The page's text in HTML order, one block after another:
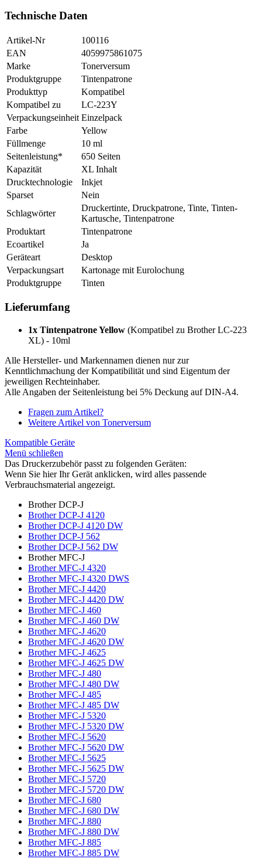
Technische Daten
Artikel-Nr
100116
EAN
4059975861075
Marke
Tonerversum
Produktgruppe
Tintenpatrone
Produkttyp
Kompatibel
Kompatibel zu
LC-223Y
Verpackungseinheit Einzelpack
Farbe
Yellow
Füllmenge
10 ml
Seitenleistung*
650 Seiten
Kapazität
XL Inhalt
Drucktechnologie
Inkjet
Sparset
Nein
Schlagwörter
Druckertinte, Druckpatrone, Tinte, Tinten-
Kartusche, Tintenpatrone
Produktart
Tintenpatrone
Ecoartikel
Ja
Geräteart
Desktop
Verpackungsart
Kartonage mit Eurolochung
Produktgruppe
Tinten
Lieferumfang
1x Tintenpatrone Yellow (Kompatibel zu Brother LC-223
XL) - 10ml
Alle Hersteller- und Markennamen dienen nur zur
Kenntlichmachung der Kompatibilität und sind Eigentum der
jeweiligen Rechteinhaber.
Alle Angaben der Seitenleistung bei 5% Deckung auf DIN-A4.
Fragen zum Artikel?
Weitere Artikel von Tonerversum
Kompatible Geräte
Menü schließen
Das Druckerzubehör passt zu folgenden Geräten:
Wenn Sie hier Ihr Gerät anklicken, wird alles passende
Verbrauchsmaterial angezeigt.
Brother DCP-J
Brother DCP-J 4120
Brother DCP-J 4120 DW
Brother DCP-J 562
Brother DCP-J 562 DW
Brother MFC-J
Brother MFC-J 4320
Brother MFC-J 4320 DWS
Brother MFC-J 4420
Brother MFC-J 4420 DW
Brother MFC-J 460
Brother MFC-J 460 DW
Brother MFC-J 4620
Brother MFC-J 4620 DW
Brother MFC-J 4625
Brother MFC-J 4625 DW
Brother MFC-J 480
Brother MFC-J 480 DW
Brother MFC-J 485
Brother MFC-J 485 DW
Brother MFC-J 5320
Brother MFC-J 5320 DW
Brother MFC-J 5620
Brother MFC-J 5620 DW
Brother MFC-J 5625
Brother MFC-J 5625 DW
Brother MFC-J 5720
Brother MFC-J 5720 DW
Brother MFC-J 680
Brother MFC-J 680 DW
Brother MFC-J 880
Brother MFC-J 880 DW
Brother MFC-J 885
Brother MFC-J 885 DW